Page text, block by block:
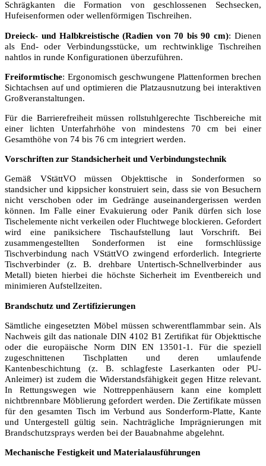
Schrägkanten die Formation von geschlossenen Sechsecken,
Hufeisenformen oder wellenförmigen Tischreihen.
Dreieck- und Halbkreistische (Radien von 70 bis 90 cm): Dienen
als End- oder Verbindungsstücke, um rechtwinklige Tischreihen
nahtlos in runde Konfigurationen überzuführen.
Freiformtische: Ergonomisch geschwungene Plattenformen brechen
Sichtachsen auf und optimieren die Platzausnutzung bei interaktiven
Großveranstaltungen.
Für die Barrierefreiheit müssen rollstuhlgerechte Tischbereiche mit
einer lichten Unterfahrhöhe von mindestens 70 cm bei einer
Gesamthöhe von 74 bis 76 cm integriert werden.
Vorschriften zur Standsicherheit und Verbindungstechnik
Gemäß VStättVO müssen Objekttische in Sonderformen so
standsicher und kippsicher konstruiert sein, dass sie von Besuchern
nicht verschoben oder im Gedränge auseinandergerissen werden
können. Im Falle einer Evakuierung oder Panik dürfen sich lose
Tischelemente nicht verkeilen oder Fluchtwege blockieren. Gefordert
wird eine paniksichere Tischaufstellung laut Vorschrift. Bei
zusammengestellten Sonderformen ist eine formschlüssige
Tischverbindung nach VStättVO zwingend erforderlich. Integrierte
Tischverbinder (z. B. drehbare Untertisch-Schnellverbinder aus
Metall) bieten hierbei die höchste Sicherheit im Eventbereich und
minimieren Aufstellzeiten.
Brandschutz und Zertifizierungen
Sämtliche eingesetzten Möbel müssen schwerentflammbar sein. Als
Nachweis gilt das nationale DIN 4102 B1 Zertifikat für Objekttische
oder die europäische Norm DIN EN 13501-1. Für die speziell
zugeschnittenen Tischplatten und deren umlaufende
Kantenbeschichtung (z. B. schlagfeste Laserkanten oder PU-
Anleimer) ist zudem die Widerstandsfähigkeit gegen Hitze relevant.
In Rettungswegen wie Nottreppenhäusern kann eine komplett
nichtbrennbare Möblierung gefordert werden. Die Zertifikate müssen
für den gesamten Tisch im Verbund aus Sonderform-Platte, Kante
und Untergestell gültig sein. Nachträgliche Imprägnierungen mit
Brandschutzsprays werden bei der Bauabnahme abgelehnt.
Mechanische Festigkeit und Materialausführungen